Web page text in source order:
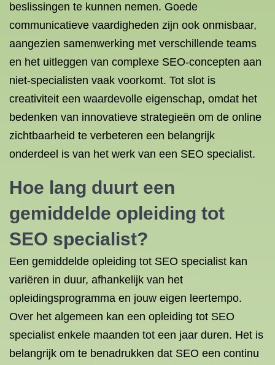
beslissingen te kunnen nemen. Goede
communicatieve vaardigheden zijn ook onmisbaar,
aangezien samenwerking met verschillende teams
en het uitleggen van complexe SEO-concepten aan
niet-specialisten vaak voorkomt. Tot slot is
creativiteit een waardevolle eigenschap, omdat het
bedenken van innovatieve strategieën om de online
zichtbaarheid te verbeteren een belangrijk
onderdeel is van het werk van een SEO specialist.
Hoe lang duurt een
gemiddelde opleiding tot
SEO specialist?
Een gemiddelde opleiding tot SEO specialist kan
variëren in duur, afhankelijk van het
opleidingsprogramma en jouw eigen leertempo.
Over het algemeen kan een opleiding tot SEO
specialist enkele maanden tot een jaar duren. Het is
belangrijk om te benadrukken dat SEO een continu